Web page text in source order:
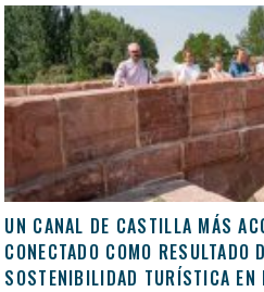
UN CANAL DE CASTILLA MÁS
CONECTADO COMO RESULTADO
SOSTENIBILIDAD TURÍSTICA EN